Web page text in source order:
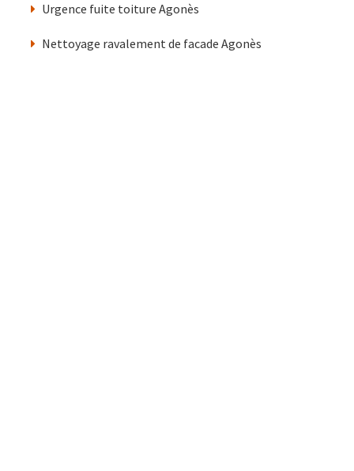
Urgence fuite toiture Agonès
Nettoyage ravalement de facade Agonès